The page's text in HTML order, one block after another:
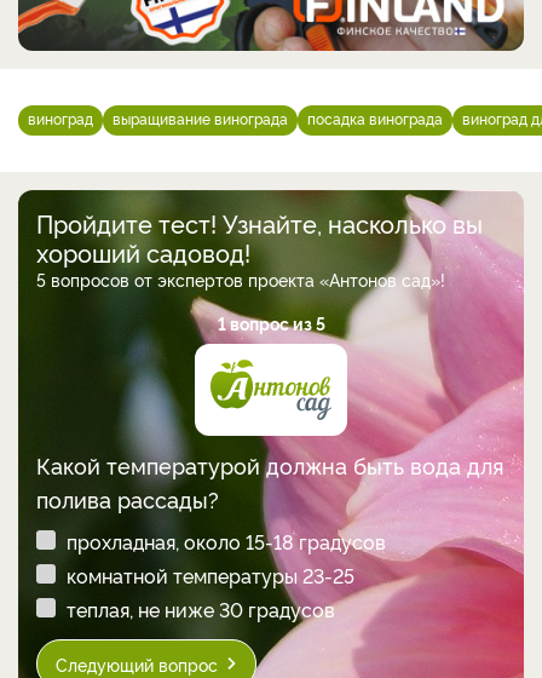
виноград выращивание винограда посадка винограда виноград
Пройдите тест! Узнайте, насколько вы
хороший садовод!
5 вопросов от экспертов проекта «Антонов сад»!
1 вопрос из 5
Какой температурой должна быть вода для
полива рассады?
прохладная, около 15-18 градусов
комнатной температуры 23-25
теплая, не ниже 30 градусов
Следующий вопрос